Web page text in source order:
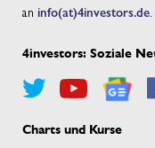
an info(at)4investors.de
4investors: Soziale
Charts und Kurse